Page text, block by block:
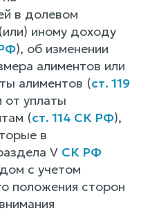
в долевом
иному доходу
), об изменении
алиментов или
алиментов (ст. 119
уплаты
(ст. 114 СК РФ),
в
V СК РФ
с учетом
положения сторон